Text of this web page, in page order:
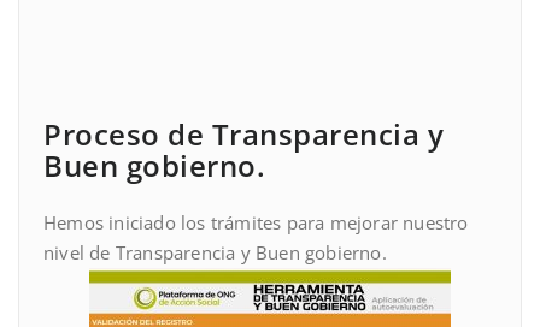
Proceso de Transparencia y
Buen gobierno.
Hemos iniciado los trámites para mejorar nuestro
nivel de Transparencia y Buen gobierno.